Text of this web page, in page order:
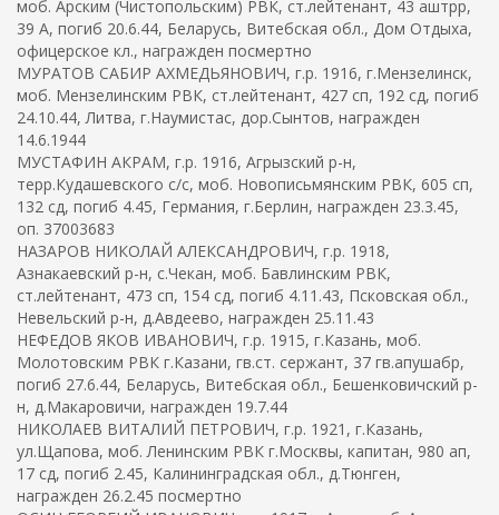
моб. Арским (Чистопольским) РВК, ст.лейтенант, 43 аштрр,
39 А, погиб 20.6.44, Беларусь, Витебская обл., Дом Отдыха,
офицерское кл., награжден посмертно
МУРАТОВ САБИР АХМЕДЬЯНОВИЧ, г.р. 1916, г.Мензелинск,
моб. Мензелинским РВК, ст.лейтенант, 427 сп, 192 сд, погиб
24.10.44, Литва, г.Наумистас, дор.Сынтов, награжден
14.6.1944
МУСТАФИН АКРАМ, г.р. 1916, Агрызский р-н,
терр.Кудашевского с/с, моб. Новописьмянским РВК, 605 сп,
132 сд, погиб 4.45, Германия, г.Берлин, награжден 23.3.45,
оп. 37003683
НАЗАРОВ НИКОЛАЙ АЛЕКСАНДРОВИЧ, г.р. 1918,
Азнакаевский р-н, с.Чекан, моб. Бавлинским РВК,
ст.лейтенант, 473 сп, 154 сд, погиб 4.11.43, Псковская обл.,
Невельский р-н, д.Авдеево, награжден 25.11.43
НЕФЕДОВ ЯКОВ ИВАНОВИЧ, г.р. 1915, г.Казань, моб.
Молотовским РВК г.Казани, гв.ст. сержант, 37 гв.апушабр,
погиб 27.6.44, Беларусь, Витебская обл., Бешенковичский р-
н, д.Макаровичи, награжден 19.7.44
НИКОЛАЕВ ВИТАЛИЙ ПЕТРОВИЧ, г.р. 1921, г.Казань,
ул.Щапова, моб. Ленинским РВК г.Москвы, капитан, 980 ап,
17 сд, погиб 2.45, Калининградская обл., д.Тюнген,
награжден 26.2.45 посмертно